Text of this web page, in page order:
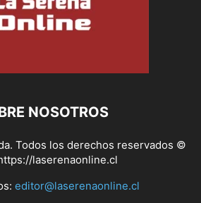
NOSOTROS
Todos los derechos reservados ©
laserenaonline.cl
editor@laserenaonline.cl